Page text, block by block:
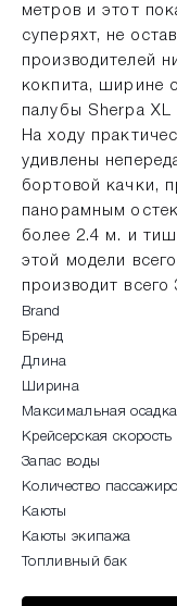
метров и этот
суперяхт, не
производителей
кокпита, ширине
палубы Sherpa XL
На ходу
удивлены
бортовой качки,
панорамным
более 2.4 м. и
этой модели
производит
Brand
Бренд
Длина
Ширина
Максимальная осадка
Крейсерская скорость
Запас воды
Количество
Каюты
Каюты экипажа
Топливный бак